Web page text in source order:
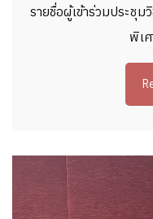
รายชื่อผู้เข้าร่วมประชุ
พิเ